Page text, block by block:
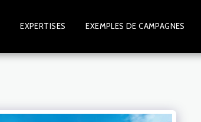
EXPERTISES EXEMPLES DE CAMPAGNES